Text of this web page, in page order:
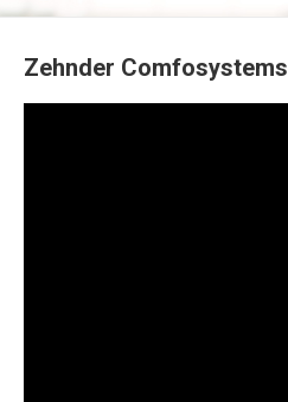
Zehnder Comfosystems